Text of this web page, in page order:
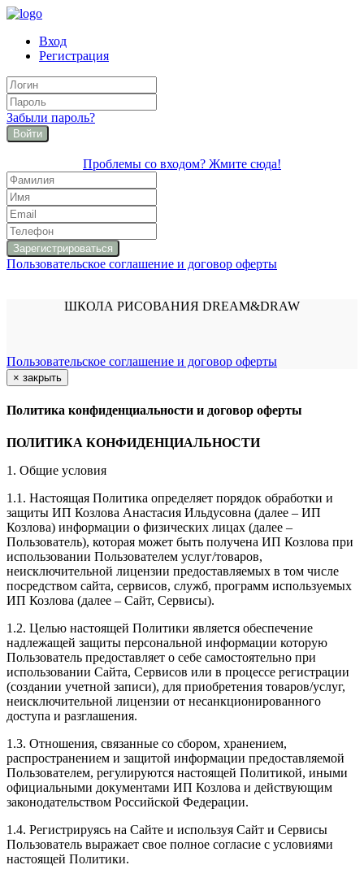
Вход
Регистрация
Забыли пароль?
Войти
Проблемы со входом? Жмите сюда!
Пользовательское соглашение и договор оферты
ШКОЛА РИСОВАНИЯ DREAM&DRAW
Пользовательское соглашение и договор оферты
× закрыть
Политика конфиденциальности и договор оферты
ПОЛИТИКА КОНФИДЕНЦИАЛЬНОСТИ
1. Общие условия
1.1. Настоящая Политика определяет порядок обработки и
защиты ИП Козлова Анастасия Ильдусовна (далее – ИП
Козлова) информации о физических лицах (далее –
Пользователь), которая может быть получена ИП Козлова при
использовании Пользователем услуг/товаров,
неисключительной лицензии предоставляемых в том числе
посредством сайта, сервисов, служб, программ используемых
ИП Козлова (далее – Сайт, Сервисы).
1.2. Целью настоящей Политики является обеспечение
надлежащей защиты персональной информации которую
Пользователь предоставляет о себе самостоятельно при
использовании Сайта, Сервисов или в процессе регистрации
(создании учетной записи), для приобретения товаров/услуг,
неисключительной лицензии от несанкционированного
доступа и разглашения.
1.3. Отношения, связанные со сбором, хранением,
распространением и защитой информации предоставляемой
Пользователем, регулируются настоящей Политикой, иными
официальными документами ИП Козловa и действующим
законодательством Российской Федерации.
1.4. Регистрируясь на Сайте и используя Сайт и Сервисы
Пользователь выражает свое полное согласие с условиями
настоящей Политики.